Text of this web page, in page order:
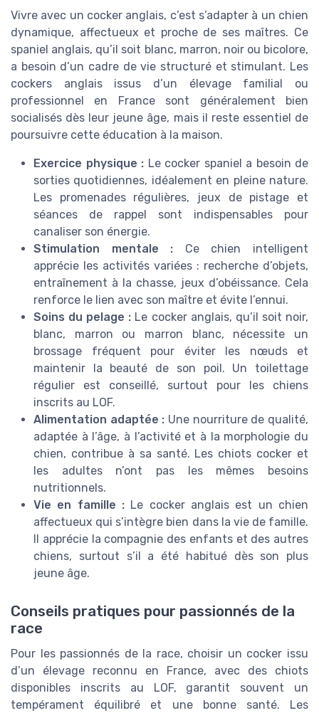
Vivre avec un cocker anglais, c’est s’adapter à un chien
dynamique, affectueux et proche de ses maîtres. Ce
spaniel anglais, qu’il soit blanc, marron, noir ou bicolore,
a besoin d’un cadre de vie structuré et stimulant. Les
cockers anglais issus d’un élevage familial ou
professionnel en France sont généralement bien
socialisés dès leur jeune âge, mais il reste essentiel de
poursuivre cette éducation à la maison.
Exercice physique : Le cocker spaniel a besoin de
sorties quotidiennes, idéalement en pleine nature.
Les promenades régulières, jeux de pistage et
séances de rappel sont indispensables pour
canaliser son énergie.
Stimulation mentale : Ce chien intelligent
apprécie les activités variées : recherche d’objets,
entraînement à la chasse, jeux d’obéissance. Cela
renforce le lien avec son maître et évite l’ennui.
Soins du pelage : Le cocker anglais, qu’il soit noir,
blanc, marron ou marron blanc, nécessite un
brossage fréquent pour éviter les nœuds et
maintenir la beauté de son poil. Un toilettage
régulier est conseillé, surtout pour les chiens
inscrits au LOF.
Alimentation adaptée : Une nourriture de qualité,
adaptée à l’âge, à l’activité et à la morphologie du
chien, contribue à sa santé. Les chiots cocker et
les adultes n’ont pas les mêmes besoins
nutritionnels.
Vie en famille : Le cocker anglais est un chien
affectueux qui s’intègre bien dans la vie de famille.
Il apprécie la compagnie des enfants et des autres
chiens, surtout s’il a été habitué dès son plus
jeune âge.
Conseils pratiques pour passionnés de la
race
Pour les passionnés de la race, choisir un cocker issu
d’un élevage reconnu en France, avec des chiots
disponibles inscrits au LOF, garantit souvent un
tempérament équilibré et une bonne santé. Les